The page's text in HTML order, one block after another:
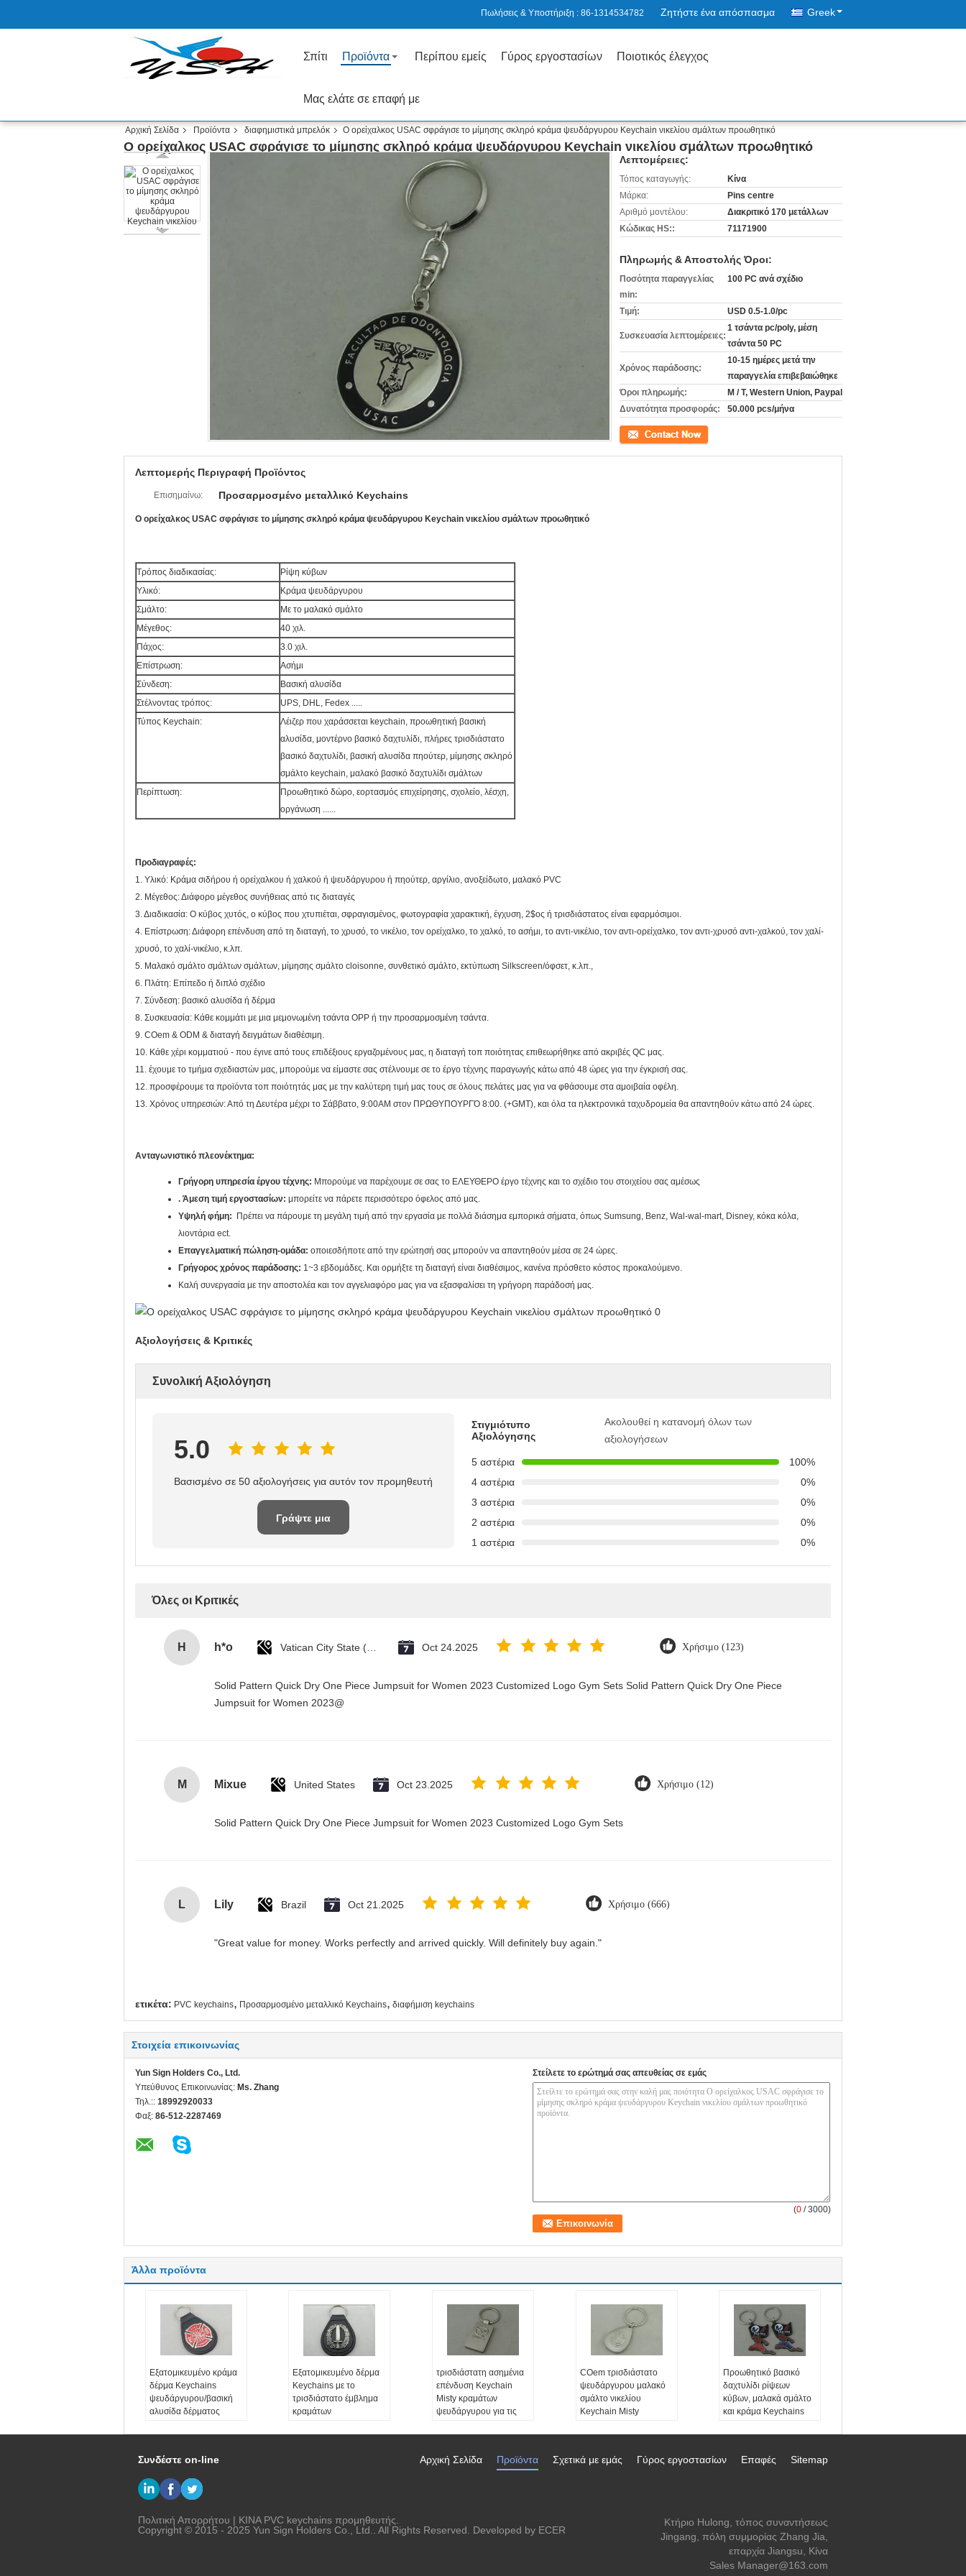
Πωλήσεις & Υποστήριξη : 86-1314534782 Ζητήστε ένα απόσπασμα Greek
Σπίτι Προϊόντα Περίπου εμείς Γύρος εργοστασίων Ποιοτικός έλεγχος
Μας ελάτε σε επαφή με
Αρχική Σελίδα Προϊόντα διαφημιστικά μπρελόκ Ο ορείχαλκος USAC σφράγισε το μίμησης σκληρό κράμα ψευδάργυρου Keychain νικελίου σμάλτων προωθητικό
Ο ορείχαλκος USAC σφράγισε το μίμησης σκληρό κράμα ψευδάργυρου Keychain νικελίου σμάλτων προωθητικό
Λεπτομέρειες:
Τόπος καταγωγής:
Κίνα
Μάρκα:
Pins centre
Αριθμό μοντέλου:
Διακριτικό 170 μετάλλων
Κώδικας HS::
71171900
Πληρωμής & Αποστολής Όροι:
Ποσότητα παραγγελίας
min:
100 PC ανά σχέδιο
Τιμή: USD 0.5-1.0/pc
Συσκευασία λεπτομέρειες:
1 τσάντα pc/poly, μέση
τσάντα 50 PC
Χρόνος παράδοσης:
10-15 ημέρες μετά την
παραγγελία επιβεβαιώθηκε
Όροι πληρωμής:
Μ / Τ, Western Union, Paypal
Δυνατότητα προσφοράς:
50.000 pcs/μήνα
Επικοινωνία
Λεπτομερής Περιγραφή Προϊόντος
Επισημαίνω: Προσαρμοσμένο μεταλλικό Keychains
Ο ορείχαλκος USAC σφράγισε το μίμησης σκληρό κράμα ψευδάργυρου Keychain νικελίου σμάλτων προωθητικό
Τρόπος διαδικασίας:
Ρίψη κύβων
Υλικό:
Κράμα ψευδάργυρου
Σμάλτο:
Με το μαλακό σμάλτο
Μέγεθος:
40 χιλ.
Πάχος:
3.0 χιλ.
Επίστρωση:
Ασήμι
Σύνδεση:
Βασική αλυσίδα
Στέλνοντας τρόπος:
UPS, DHL, Fedex .....
Τύπος Keychain:
Λέιζερ που χαράσσεται keychain, προωθητική βασική
αλυσίδα, μοντέρνο βασικό δαχτυλίδι, πλήρες τρισδιάστατο
βασικό δαχτυλίδι, βασική αλυσίδα πηούτερ, μίμησης σκληρό
σμάλτο keychain, μαλακό βασικό δαχτυλίδι σμάλτων
Περίπτωση:
Προωθητικό δώρο, εορτασμός επιχείρησης, σχολείο, λέσχη,
οργάνωση ......
Προδιαγραφές:
1. Υλικό: Κράμα σιδήρου ή ορείχαλκου ή χαλκού ή ψευδάργυρου ή πηούτερ, αργίλιο, ανοξείδωτο, μαλακό PVC
2. Μέγεθος: Διάφορο μέγεθος συνήθειας από τις διαταγές
3. Διαδικασία: Ο κύβος χυτός, ο κύβος που χτυπιέται, σφραγισμένος, φωτογραφία χαρακτική, έγχυση, 2$ος ή τρισδιάστατος είναι εφαρμόσιμοι.
4. Επίστρωση: Διάφορη επένδυση από τη διαταγή, το χρυσό, το νικέλιο, τον ορείχαλκο, το χαλκό, το ασήμι, το αντι-νικέλιο, τον αντι-ορείχαλκο, τον αντι-χρυσό αντι-χαλκού, τον χαλί-
χρυσό, το χαλί-νικέλιο, κ.λπ.
5. Μαλακό σμάλτο σμάλτων σμάλτων, μίμησης σμάλτο cloisonne, συνθετικό σμάλτο, εκτύπωση Silkscreen/όφσετ, κ.λπ.,
6. Πλάτη: Επίπεδο ή διπλό σχέδιο
7. Σύνδεση: βασικό αλυσίδα ή δέρμα
8. Συσκευασία: Κάθε κομμάτι με μια μεμονωμένη τσάντα OPP ή την προσαρμοσμένη τσάντα.
9. COem & ODM & διαταγή δειγμάτων διαθέσιμη.
10. Κάθε χέρι κομματιού - που έγινε από τους επιδέξιους εργαζομένους μας, η διαταγή τοπ ποιότητας επιθεωρήθηκε από ακριβές QC μας.
11. έχουμε το τμήμα σχεδιαστών μας, μπορούμε να είμαστε σας στέλνουμε σε το έργο τέχνης παραγωγής κάτω από 48 ώρες για την έγκρισή σας.
12. προσφέρουμε τα προϊόντα τοπ ποιότητάς μας με την καλύτερη τιμή μας τους σε όλους πελάτες μας για να φθάσουμε στα αμοιβαία οφέλη.
13. Χρόνος υπηρεσιών: Από τη Δευτέρα μέχρι το Σάββατο, 9:00AM στον ΠΡΩΘΥΠΟΥΡΓΌ 8:00. (+GMT), και όλα τα ηλεκτρονικά ταχυδρομεία θα απαντηθούν κάτω από 24 ώρες.
Ανταγωνιστικό πλεονέκτημα:
Γρήγορη υπηρεσία έργου τέχνης: Μπορούμε να παρέχουμε σε σας το ΕΛΕΥΘΕΡΟ έργο τέχνης και το σχέδιο του στοιχείου σας αμέσως
. Άμεση τιμή εργοστασίων: μπορείτε να πάρετε περισσότερο όφελος από μας.
Υψηλή φήμη: Πρέπει να πάρουμε τη μεγάλη τιμή από την εργασία με πολλά διάσημα εμπορικά σήματα, όπως Sumsung, Benz, Wal-wal-mart, Disney, κόκα κόλα,
λιοντάρια ect.
Επαγγελματική πώληση-ομάδα: οποιεσδήποτε από την ερώτησή σας μπορούν να απαντηθούν μέσα σε 24 ώρες.
Γρήγορος χρόνος παράδοσης: 1~3 εβδομάδες. Και ορμήξτε τη διαταγή είναι διαθέσιμος, κανένα πρόσθετο κόστος προκαλούμενο.
Καλή συνεργασία με την αποστολέα και τον αγγελιαφόρο μας για να εξασφαλίσει τη γρήγορη παράδοσή μας.
Αξιολογήσεις & Κριτικές
Συνολική Αξιολόγηση
5.0
Βασισμένο σε 50 αξιολογήσεις για αυτόν τον προμηθευτή
Γράψτε μια
Στιγμιότυπο
Αξιολόγησης
Ακολουθεί η κατανομή όλων των
αξιολογήσεων
5 αστέρια
100%
4 αστέρια
0%
3 αστέρια
0%
2 αστέρια
0%
1 αστέρια
0%
Όλες οι Κριτικές
H h*o Vatican City State (Holy See) Oct 24.2025 Χρήσιμο (123)
Solid Pattern Quick Dry One Piece Jumpsuit for Women 2023 Customized Logo Gym Sets Solid Pattern Quick Dry One Piece
Jumpsuit for Women 2023@
M Mixue United States Oct 23.2025 Χρήσιμο (12)
Solid Pattern Quick Dry One Piece Jumpsuit for Women 2023 Customized Logo Gym Sets
L Lily Brazil Oct 21.2025 Χρήσιμο (666)
"Great value for money. Works perfectly and arrived quickly. Will definitely buy again."
ετικέτα: PVC keychains, Προσαρμοσμένο μεταλλικό Keychains, διαφήμιση keychains
Στοιχεία επικοινωνίας
Yun Sign Holders Co., Ltd.
Υπεύθυνος Επικοινωνίας: Ms. Zhang
Τηλ.:: 18992920033
Φαξ: 86-512-2287469
Στείλετε το ερώτημά σας απευθείας σε εμάς
(0 / 3000)
Άλλα προϊόντα
Εξατομικευμένο κράμα
δέρμα Keychains
ψευδάργυρου/βασική
αλυσίδα δέρματος
Εξατομικευμένο δέρμα
Keychains με το
τρισδιάστατο έμβλημα
κραμάτων
ασημένια επένδυση
τρισδιάστατη ασημένια
επένδυση Keychain
Misty κραμάτων
ψευδάργυρου για τις
αυτοκινήτων
COem τρισδιάστατο
ψευδάργυρου μαλακό
σμάλτο νικελίου
Keychain Misty
Προωθητικό βασικό
δαχτυλίδι ρίψεων
κύβων, μαλακά σμάλτο
και κράμα Keychains
Συνδέστε on-line Sitemap
Επαφές
Γύρος εργοστασίων
Σχετικά με εμάς
Προϊόντα
Αρχική Σελίδα
Πολιτική Απορρήτου | ΚΙΝΑ PVC keychains προμηθευτής.
Copyright © 2015 - 2025 Yun Sign Holders Co., Ltd.. All Rights Reserved. Developed by ECER
Κτήριο Hulong, τόπος συναντήσεως
Jingang, πόλη συμμορίας Zhang Jia,
επαρχία Jiangsu, Κίνα
Sales Manager@163.com